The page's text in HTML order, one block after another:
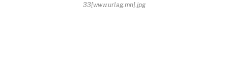
33[www.urlag.mn].jpg